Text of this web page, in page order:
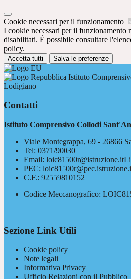
Cookie necessari per il funzionamento
I cookie necessari per il funzionamento
disabilitati. È possibile consultare
policy.
Accetta tutti Salva le preferenze
Istituto
Lodigiano
Contatti
Istituto Comprensivo Collodi
Viale Montegrappa, 69 - 26866
Tel: 0371/90030
Email: loic81500r@istruzione.it
PEC:
C.F.: 92559810152
Codice Meccanografico:
Sezione Link Utili
Cookie policy
Note legali
Informativa Privacy
Ufficio Relazioni con il Pubblico